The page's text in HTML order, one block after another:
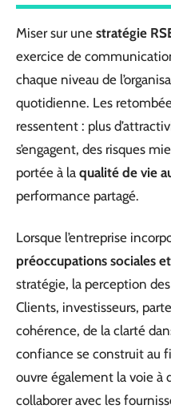
Miser sur une stratégie
exercice de
chaque niveau de
quotidienne. Les
ressentent : plus
s’engagent, des risques
portée à la qualité de vie
performance partagé.
Lorsque l’entreprise
préoccupations sociales
stratégie, la perception
Clients, investisseurs,
cohérence, de la clarté
confiance se construit au
ouvre également la voie à
collaborer avec les